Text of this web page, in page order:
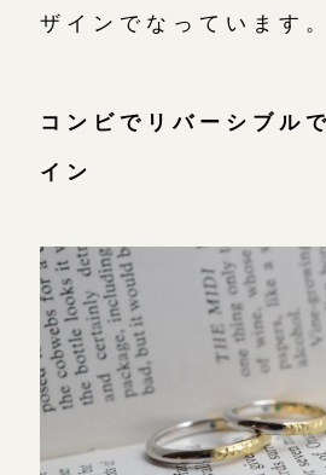
ザインでなっています。
コンビでリバーシブル
イン